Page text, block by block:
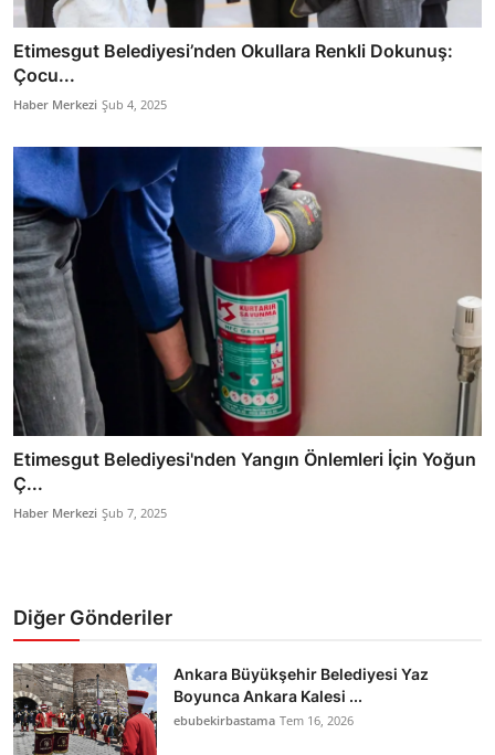
Etimesgut Belediyesi’nden Okullara Renkli Dokunuş:
Çocu...
Haber Merkezi Şub 4, 2025
Etimesgut Belediyesi'nden Yangın Önlemleri İçin Yoğun
Ç...
Haber Merkezi Şub 7, 2025
Diğer Gönderiler
Ankara Büyükşehir Belediyesi Yaz
Boyunca Ankara Kalesi ...
ebubekirbastama Tem 16, 2026